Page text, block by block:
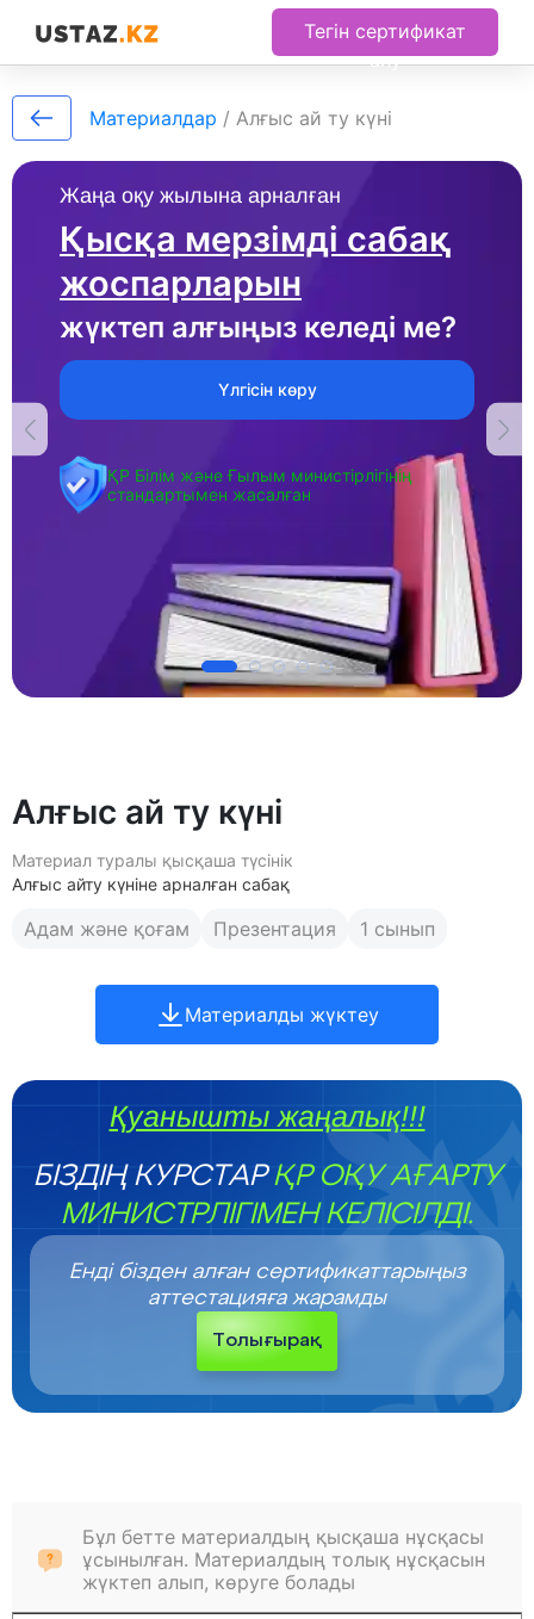
Тегін сертификат
алу
Жаңа оқу жылына арналған
Қысқа мерзімді сабақ
жоспарларын
жүктеп алғыңыз келеді ме?
Үлгісін көру
ҚР Білім және Ғылым министірлігінің
стандартымен жасалған
Материалдар / Алғыс ай ту күні
Алғыс ай ту күні
Материал туралы қысқаша түсінік
Алғыс айту күніне арналған сабақ
Адам және қоғам Презентация 1 сынып
Материалды жүктеу
Қуанышты жаңалық!!!
БІЗДІҢ КУРСТАРҚР ОҚУ АҒАРТУ
МИНИСТРЛІГІМЕН КЕЛІСІЛДІ.
Енді бізден алған сертификаттарыңыз
аттестацияға жарамды
Толығырақ
Бұл бетте материалдың қысқаша нұсқасы
ұсынылған. Материалдың толық нұсқасын
жүктеп алып, көруге болады